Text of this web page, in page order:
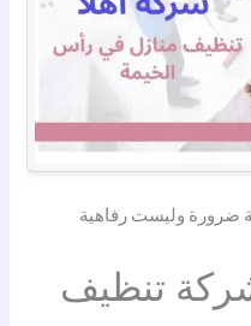
ضرورة وليست رفاهية
شركة تنظيف